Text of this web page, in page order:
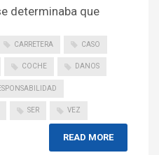
determinaba que
CARRETERA CASO
COCHE DANOS
SER VEZ
READ MORE